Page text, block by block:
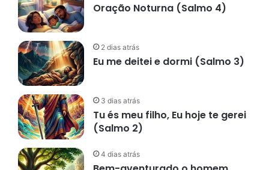
Oração Noturna (Salmo 4)
2 dias atrás
Eu me deitei e dormi (Salmo 3)
3 dias atrás
Tu és meu filho, Eu hoje te gerei
(Salmo 2)
4 dias atrás